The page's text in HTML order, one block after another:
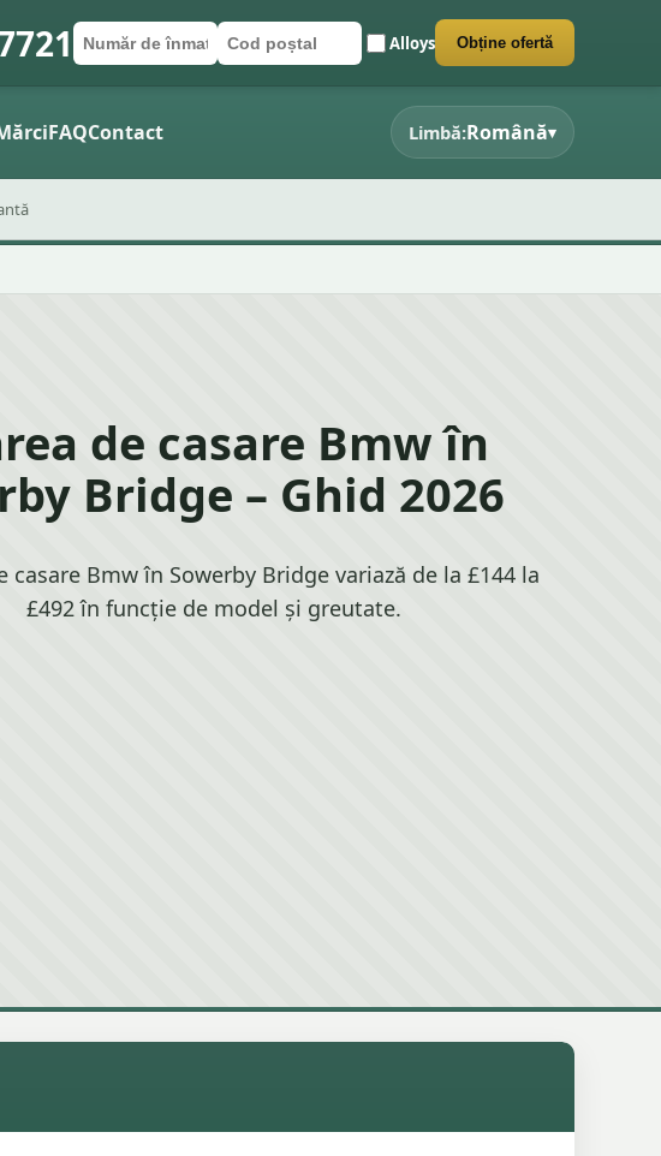
Număr de înmatriculare
Cod poștal Alloys
Trimite formularul Obține ofertă
FAQContact Limbă:Română▾
de casare Bmw în
Bridge – Ghid 2026
casare Bmw în Sowerby Bridge variază de la £144 la
£492 în funcție de model și greutate.